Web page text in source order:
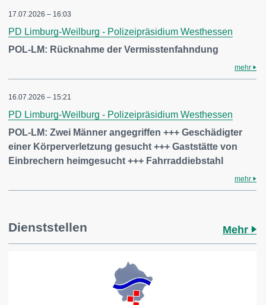
17.07.2026 – 16:03
PD Limburg-Weilburg - Polizeipräsidium Westhessen
POL-LM: Rücknahme der Vermisstenfahndung
mehr
16.07.2026 – 15:21
PD Limburg-Weilburg - Polizeipräsidium Westhessen
POL-LM: Zwei Männer angegriffen +++ Geschädigter
einer Körperverletzung gesucht +++ Gaststätte von
Einbrechern heimgesucht +++ Fahrraddiebstahl
mehr
Dienststellen Mehr